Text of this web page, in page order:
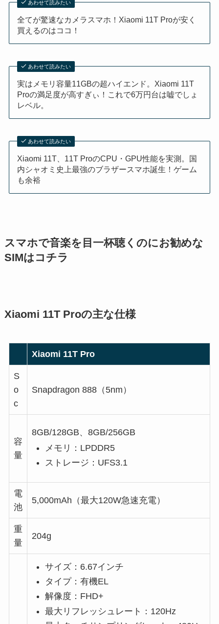
あわせて読みたい
全てが驚速なカメラスマホ！Xiaomi 11T Proが安く
買えるのはココ！
あわせて読みたい
実はメモリ容量11GBの超ハイエンド。Xiaomi 11T
Proの満足度が高すぎぃ！これで6万円台は嘘でしょ
レベル。
あわせて読みたい
Xiaomi 11T、11T ProのCPU・GPU性能を実測。国
内シャオミ史上最強のブラザースマホ誕生！ゲーム
も余裕
スマホで音楽を目一杯聴くのにお勧めな
SIMはコチラ
Xiaomi 11T Proの主な仕様
Xiaomi 11T Pro
S
o
c
Snapdragon 888（5nm）
容
量
8GB/128GB、8GB/256GB
メモリ：LPDDR5
ストレージ：UFS3.1
電
池
5,000mAh（最大120W急速充電）
重
量
204g
サイズ：6.67インチ
タイプ：有機EL
解像度：FHD+
最大リフレッシュレート：120Hz